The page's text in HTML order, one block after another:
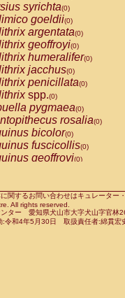
donacophilus
moloch
torquatus
spp.(0)
satanas(0)
monachus
pithecia(0)
Cercocebus agilis
Cercocebus
Cercocebus
Cercocebus
Cercocebus
Cercocebushybrid
Papio anubis(0)
Papio cynocephalus
Papio hamadryas(0)
syrichta(0)
goeldii(0)
argentata(0)
geoffroyi(0)
humeralifer(0)
jacchus(0)
penicillata(0)
spp.(0)
pygmaea(0)
rosalia(0)
bicolor(0)
fuscicollis(0)
geoffroyi(0)
leucopus(0)
midas(0)
mystax(0)
関するお問い合わせはキュレータ
All rights reserved.
ンター 愛知県犬山市大字犬山字官
令和4年5月30日 取扱責任者:綿貫宏